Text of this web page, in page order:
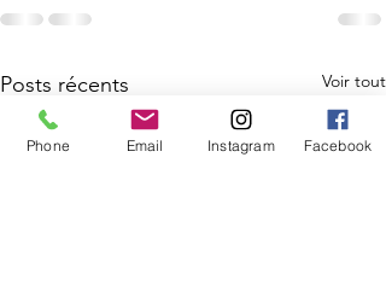
Posts récents Voir tout
Phone Email Instagram Facebook